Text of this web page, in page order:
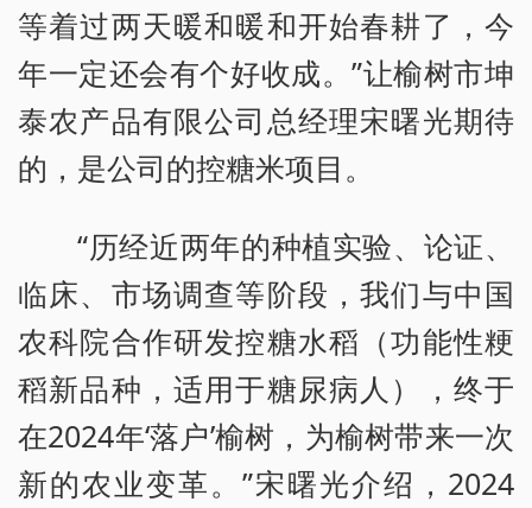
等着过两天暖和暖和开始春耕了，今
年一定还会有个好收成。”让榆树市坤
泰农产品有限公司总经理宋曙光期待
的，是公司的控糖米项目。
“历经近两年的种植实验、论证、
临床、市场调查等阶段，我们与中国
农科院合作研发控糖水稻（功能性粳
稻新品种，适用于糖尿病人），终于
在2024年‘落户’榆树，为榆树带来一次
新的农业变革。”宋曙光介绍，2024